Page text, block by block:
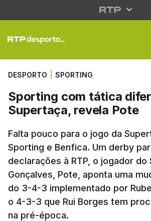
Sporting com
DESPORTO SPORTING
Sporting com tática
Supertaça, revela Pote
Falta pouco para o jogo da
Sporting e Benfica. Um derby
declarações à RTP, o jogador do
Gonçalves, Pote, aponta uma
do 3-4-3 implementado por
o 4-3-3 que Rui Borges tem
na pré-época.